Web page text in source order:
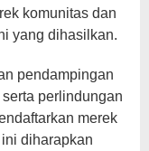
komunitas dan
yang dihasilkan.
pendampingan
perlindungan
merek
diharapkan